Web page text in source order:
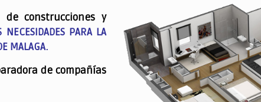
construcciones y
PARA LA
MALAGA.
de compañías